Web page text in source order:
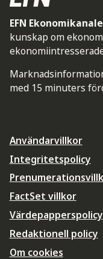
EFN
kunskap om
med 15 minuters
Användarvillkor
Integritetspolicy
FactSet villkor
Värdepapperspolicy
Redaktionell policy
Om cookies